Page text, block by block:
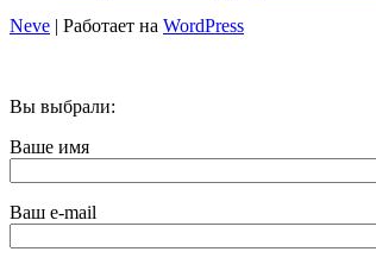
Neve | Работает на WordPress
Вы выбрали:
Ваше имя
Ваш e-mail